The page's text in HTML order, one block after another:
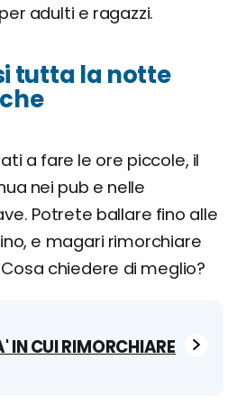
adulti e ragazzi.
tutta la notte
a fare le ore piccole, il
nei pub e nelle
Potrete ballare fino alle
e magari rimorchiare
chiedere di meglio?
IN CUI RIMORCHIARE